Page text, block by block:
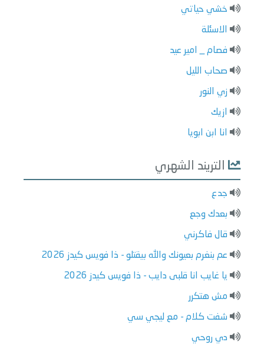
خشي حياتي
الاسئلة
فصام _ امير عيد
صحاب الليل
زي النور
ازيك
انا ابن ابويا
التريند الشهري
جدع
بعدك وجع
قال فاكرني
عم بنغرم بعيونك والله بيقتلو - ذا فويس كيدز 2026
يا غايب انا قلبى دايب - ذا فويس كيدز 2026
مش هتكرر
شفت كلام - مع ليجي سي
دي روحي